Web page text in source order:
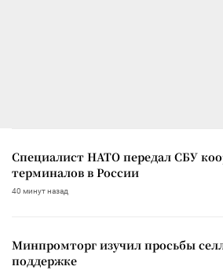
Специалист НАТО передал СБУ
терминалов в России
40 минут назад
Минпромторг изучил просьбы
поддержке